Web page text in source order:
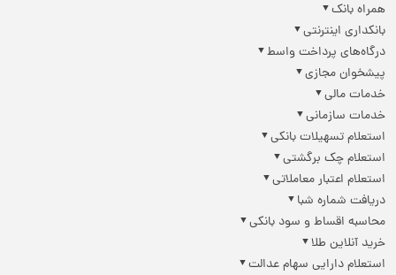
همراه بانک
بانکداری اینترنتی
درگاه‌های پرداخت واسط
پیشخوان مجازی
خدمات مالی
خدمات سازمانی
استعلام تسهیلات بانکی
استعلام چک برگشتی
استعلام اعتبار معاملاتی
دریافت شماره شبا
محاسبه اقساط و سود بانکی
خرید آنلاین طلا
استعلام دارایی سهام عدالت